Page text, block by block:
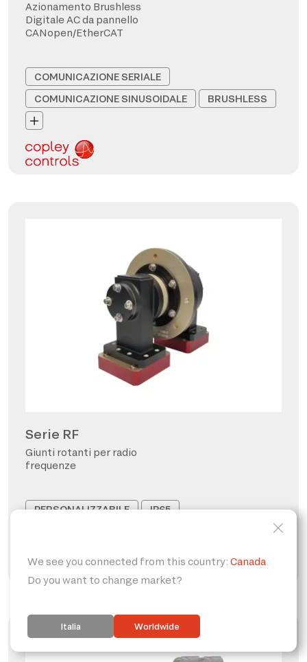
Azionamento Brushless
Digitale AC da pannello
CANopen/EtherCAT
COMUNICAZIONE SERIALE
COMUNICAZIONE SINUSOIDALE
BRUSHLESS
Serie RF
Giunti rotanti per radio
frequenze
PERSONALIZZABILE
IP65